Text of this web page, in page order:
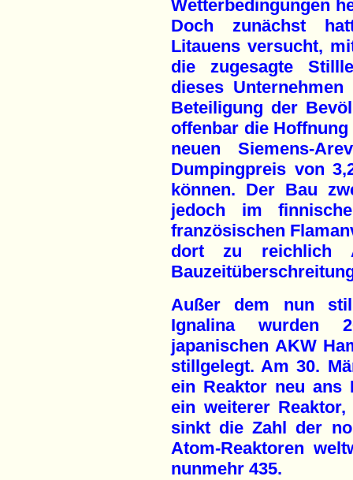
Wetterbedingungen
Doch zunächst
Litauens versucht,
die zugesagte
dieses
Beteiligung der
offenbar die
neuen Siemens-
Dumpingpreis von
können. Der Bau
jedoch im
französischen
dort zu reichlich
Außer dem nun
Ignalina wurden
japanischen AKW
stillgelegt. Am 30.
ein Reaktor neu ans
ein weiterer
sinkt die Zahl der
Atom-Reaktoren
nunmehr 435.